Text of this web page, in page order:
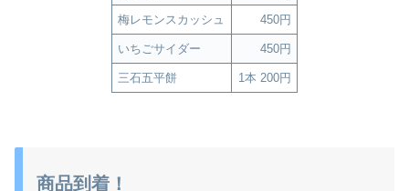
梅レモンスカッシュ 450円
いちごサイダー 450円
三石五平餅 1本 200円
商品到着！